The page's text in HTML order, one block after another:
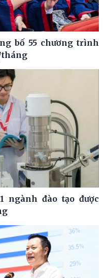
bố 55 chương trình
tháng
ngành đào tạo được